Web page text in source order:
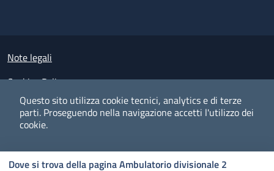
Questo sito utilizza cookie tecnici, analytics e di terze
parti. Proseguendo nella navigazione accetti l'utilizzo dei
cookie.
Dove si trova della pagina Ambulatorio divisionale 2
Small prints
Note legali
Cookies Policy
Policy privacy e protezione del dato personale
Albo pretorio on-line
Dichiarazione di accessibilità